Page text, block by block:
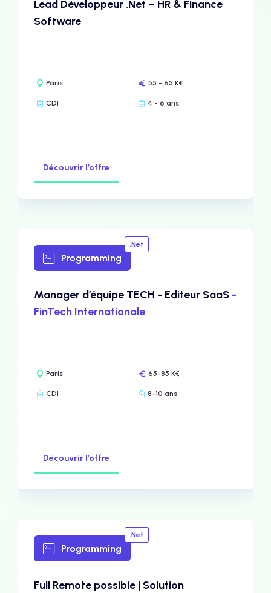
Lead Développeur .Net – HR & Finance
Software
Paris 55 - 65 K€
CDI 4 - 6 ans
Découvrir l’offre
Programming
.Net
Manager d’équipe TECH - Editeur SaaS -
FinTech Internationale
Paris 65-85 K€
CDI 8-10 ans
Découvrir l’offre
Programming
.Net
Full Remote possible | Solution